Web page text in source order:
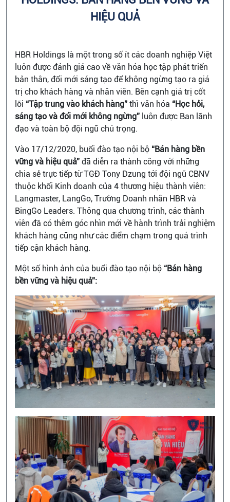
HIỆU QUẢ
HBR Holdings là một trong số ít các doanh nghiệp Việt
luôn được đánh giá cao về văn hóa học tập phát triển
bản thân, đổi mới sáng tạo để không ngừng tạo ra giá
trị cho khách hàng và nhân viên. Bên cạnh giá trị cốt
lõi “Tập trung vào khách hàng” thì văn hóa “Học hỏi,
sáng tạo và đổi mới không ngừng” luôn được Ban lãnh
đạo và toàn bộ đội ngũ chú trọng.
Vào 17/12/2020, buổi đào tạo nội bộ “Bán hàng bền
vững và hiệu quả” đã diễn ra thành công với những
chia sẻ trực tiếp từ TGĐ Tony Dzung tới đội ngũ CBNV
thuộc khối Kinh doanh của 4 thương hiệu thành viên:
Langmaster, LangGo, Trường Doanh nhân HBR và
BingGo Leaders. Thông qua chương trình, các thành
viên đã có thêm góc nhìn mới về hành trình trải nghiệm
khách hàng cũng như các điểm chạm trong quá trình
tiếp cận khách hàng.
Một số hình ảnh của buổi đào tạo nội bộ “Bán hàng
bền vững và hiệu quả”: